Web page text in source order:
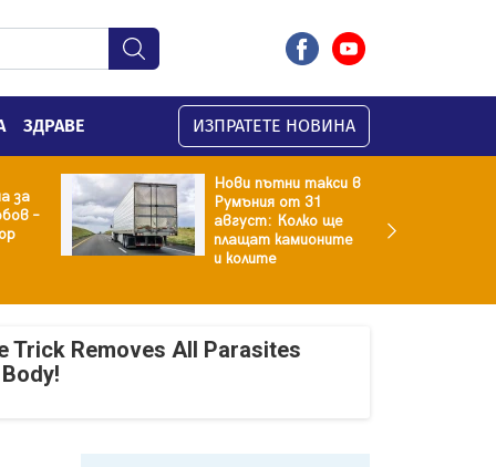
ЗДРАВЕ ИЗПРАТЕТЕ НОВИНА
за
–
Нови пътни такси в
Румъния от 31
август: Колко ще
плащат камионите
и колите
Trick Removes All Parasites